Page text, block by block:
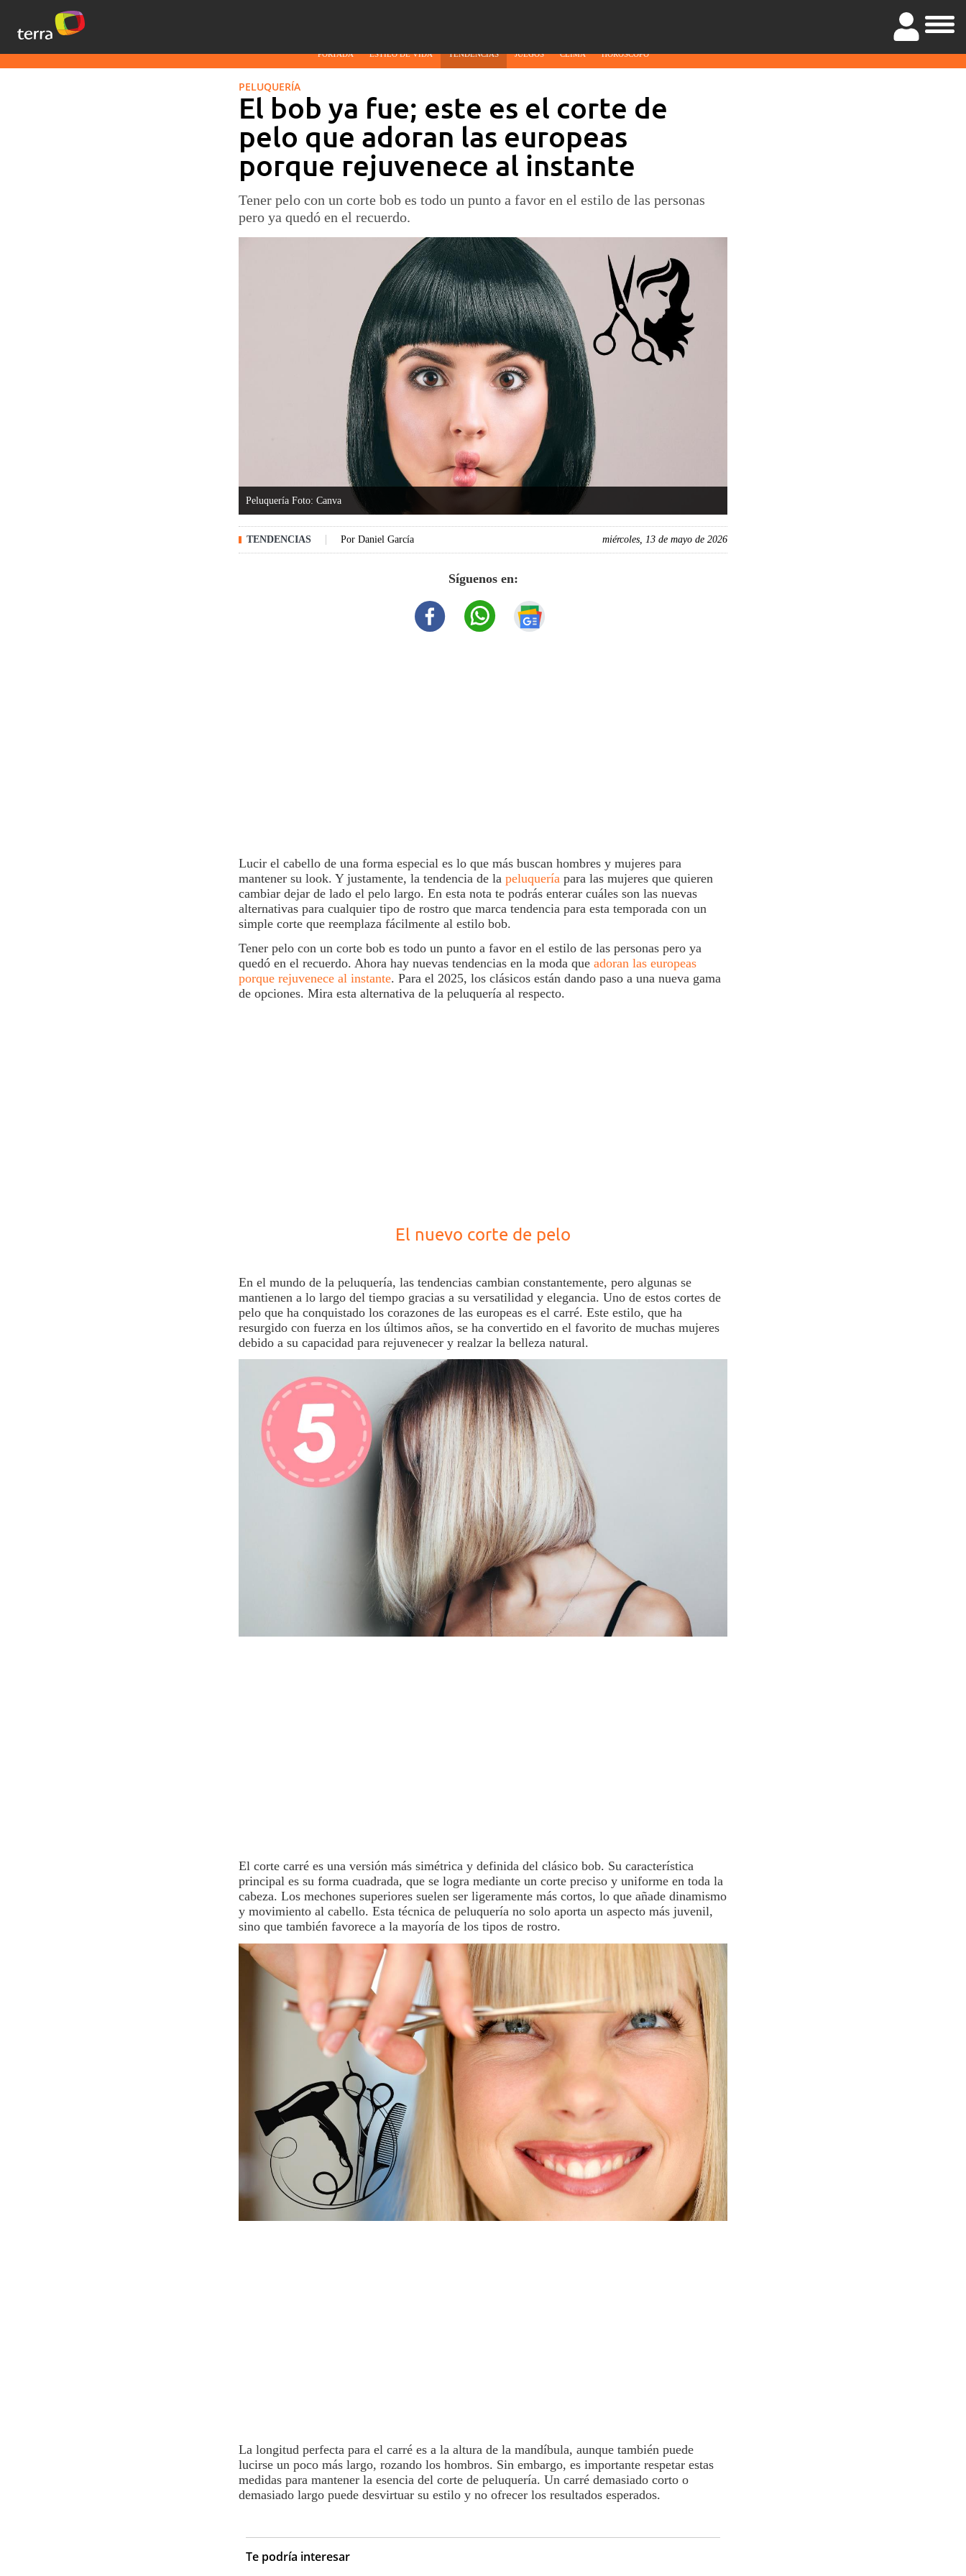
PORTADA ESTILO DE VIDA TENDENCIAS JUEGOS CLIMA HORÓSCOPO
PELUQUERÍA
El bob ya fue; este es el corte de
pelo que adoran las europeas
porque rejuvenece al instante
Tener pelo con un corte bob es todo un punto a favor en el estilo de las personas
pero ya quedó en el recuerdo.
Peluquería Foto: Canva
TENDENCIAS PorDaniel García miércoles, 13 de mayo de 2026
Síguenos en:
Lucir el cabello de una forma especial es lo que más buscan hombres y mujeres para
mantener su look. Y justamente, la tendencia de la peluquería para las mujeres que quieren
cambiar dejar de lado el pelo largo. En esta nota te podrás enterar cuáles son las nuevas
alternativas para cualquier tipo de rostro que marca tendencia para esta temporada con un
simple corteque reemplaza fácilmente al estilo bob.
Tener pelo con un corte bob es todo un punto a favor en el estilo de las personas pero ya
quedó en el recuerdo. Ahora hay nuevas tendencias en la moda queadoran las europeas
porque rejuvenece al instante. Para el 2025, los clásicos están dando paso a una nueva gama
de opciones. Mira esta alternativa de la peluquería al respecto.
El nuevo corte de pelo
En el mundo de la peluquería, las tendencias cambian constantemente, pero algunas se
mantienen a lo largo del tiempo gracias a su versatilidad y elegancia. Uno de estos cortes de
pelo que ha conquistado los corazones de las europeas es el carré. Este estilo, que ha
resurgido con fuerza en los últimos años, se ha convertido en el favorito de muchas mujeres
debido a su capacidad para rejuvenecer y realzar la belleza natural.
El corte carré es una versión más simétrica y definida del clásico bob. Su característica
principal es su forma cuadrada, que se logra mediante un corte preciso y uniforme en toda la
cabeza. Los mechones superiores suelen ser ligeramente más cortos, lo que añade dinamismo
y movimiento al cabello. Esta técnica de peluquería no solo aporta un aspecto más juvenil,
sino que también favorece a la mayoría de los tipos de rostro.
La longitud perfecta para el carré es a la altura de la mandíbula, aunque también puede
lucirse un poco más largo, rozando los hombros. Sin embargo, es importante respetar estas
medidas para mantener la esencia del corte de peluquería. Un carré demasiado corto o
demasiado largo puede desvirtuar su estilo y no ofrecer los resultados esperados.
Te podría interesar